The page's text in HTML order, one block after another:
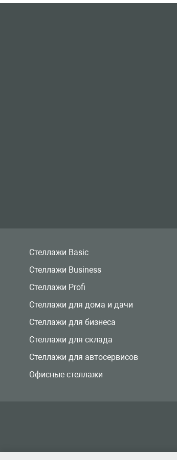
Стеллажи Basic
Стеллажи Business
Стеллажи Profi
Стеллажи для дома и дачи
Стеллажи для бизнеса
Стеллажи для склада
Стеллажи для автосервисов
Офисные стеллажи